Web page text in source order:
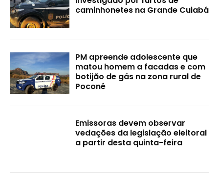
caminhonetes na Grande Cuiabá
PM apreende adolescente que
matou homem a facadas e com
botijão de gás na zona rural de
Poconé
Emissoras devem observar
vedações da legislação eleitoral
a partir desta quinta-feira